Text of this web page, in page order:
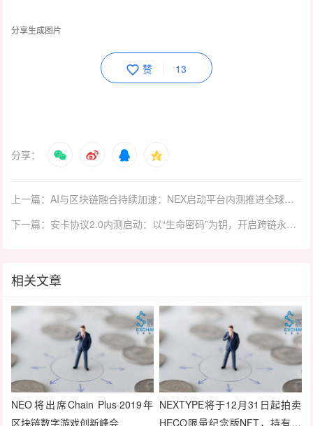
分享生成图片
赞 13
分享：
上一篇：AI与区块链融合持续加速：NEX启动平台内测推进全球生态布局
下一篇：安卡协议2.0内测启动：以“生命密码”为钥，开启跨链永恒之旅
相关文章
NEO将出席Chain Plus·2019年
区块链数字游戏创新峰会
NEXTYPE将于12月31日起拍卖
HECO限量纪念版NFT，持有者